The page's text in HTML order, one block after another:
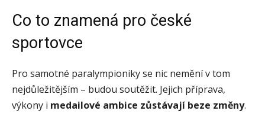
Co to znamená pro české
sportovce
Pro samotné paralympioniky se nic nemění v tom
nejdůležitějším – budou soutěžit. Jejich příprava,
výkony i medailové ambice zůstávají beze změny.